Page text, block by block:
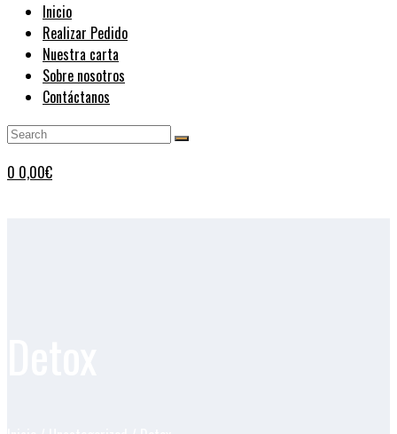
Inicio
Realizar Pedido
Nuestra carta
Sobre nosotros
Contáctanos
0 0,00€